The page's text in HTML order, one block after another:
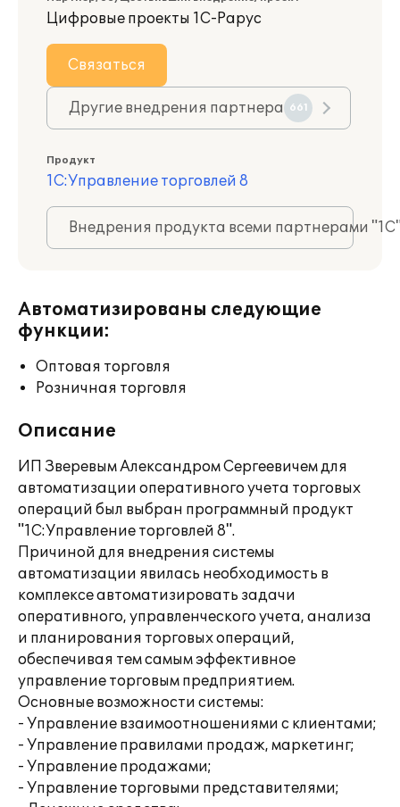
Цифровые проекты 1С-Рарус
Связаться
Другие внедрения партнера 661
Продукт
1С:Управление торговлей 8
Внедрения продукта всеми партнерами
Автоматизированы следующие
функции:
Оптовая торговля
Розничная торговля
Описание
ИП Зверевым Александром Сергеевичем для
автоматизации оперативного учета торговых
операций был выбран программный продукт
"1С:Управление торговлей 8".
Причиной для внедрения системы
автоматизации явилась необходимость в
комплексе автоматизировать задачи
оперативного, управленческого учета, анализа
и планирования торговых операций,
обеспечивая тем самым эффективное
управление торговым предприятием.
Основные возможности системы:
- Управление взаимоотношениями с клиентами;
- Управление правилами продаж, маркетинг;
- Управление продажами;
- Управление торговыми представителями;